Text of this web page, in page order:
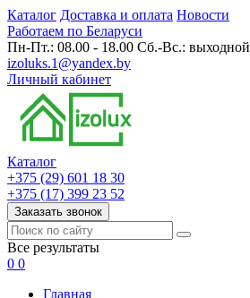
Каталог Доставка и оплата Новости
Работаем по Беларуси
Пн-Пт.: 08.00 - 18.00 Сб.-Вс.: выходной
izoluks.1@yandex.by
Личный кабинет
Каталог
+375 (29) 601 18 30
+375 (17) 399 23 52
Заказать звонок
Все результаты
0 0
Главная